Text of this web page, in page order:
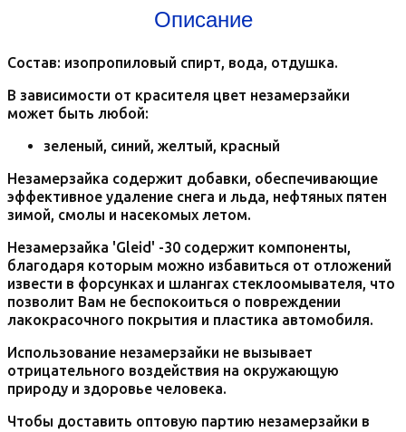
Описание
Состав: изопропиловый спирт, вода, отдушка.
В зависимости от красителя цвет незамерзайки
может быть любой:
зеленый, синий, желтый, красный
Незамерзайка содержит добавки, обеспечивающие
эффективное удаление снега и льда, нефтяных пятен
зимой, смолы и насекомых летом.
Незамерзайка 'Gleid' -30 содержит компоненты,
благодаря которым можно избавиться от отложений
извести в форсунках и шлангах стеклоомывателя, что
позволит Вам не беспокоиться о повреждении
лакокрасочного покрытия и пластика автомобиля.
Использование незамерзайки не вызывает
отрицательного воздействия на окружающую
природу и здоровье человека.
Чтобы доставить оптовую партию незамерзайки в